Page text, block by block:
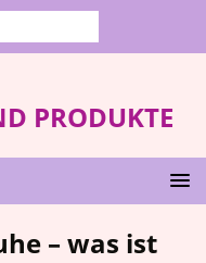
PRODUKTE
– was ist